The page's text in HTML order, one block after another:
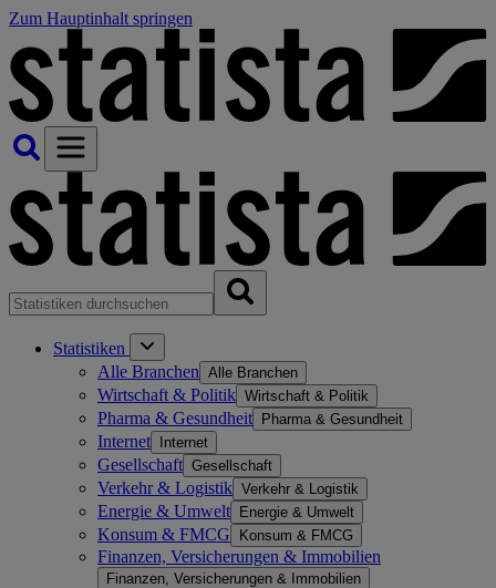
Zum Hauptinhalt springen
Statistiken
Alle Branchen Alle Branchen
Wirtschaft & Politik Wirtschaft & Politik
Pharma & Gesundheit Pharma & Gesundheit
Internet Internet
Gesellschaft Gesellschaft
Verkehr & Logistik Verkehr & Logistik
Energie & Umwelt Energie & Umwelt
Konsum & FMCG Konsum & FMCG
Finanzen, Versicherungen & Immobilien
Finanzen, Versicherungen & Immobilien